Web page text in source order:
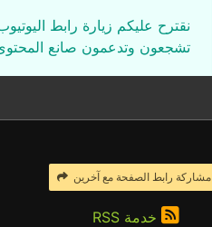
نقترح عليكم زيارة رابط
تشجعون وتدعمون صانع
مشاركة رابط الصفحة مع آخرين
خدمة RSS